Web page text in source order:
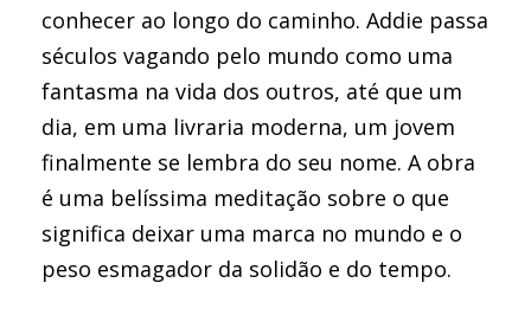
conhecer ao longo do caminho. Addie passa
séculos vagando pelo mundo como uma
fantasma na vida dos outros, até que um
dia, em uma livraria moderna, um jovem
finalmente se lembra do seu nome. A obra
é uma belíssima meditação sobre o que
significa deixar uma marca no mundo e o
peso esmagador da solidão e do tempo.